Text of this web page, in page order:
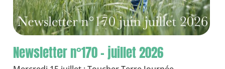
Newsletter n°170 – juillet 2026